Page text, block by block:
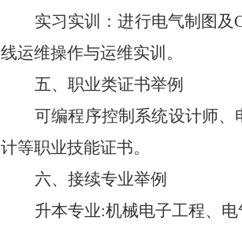
实习实训：进行电气制图及
线运维操作与运维实训。
五、职业类证书举例
可编程序控制系统设计师
计等职业技能证书。
六、接续专业举例
升本专业:机械电子工程、电